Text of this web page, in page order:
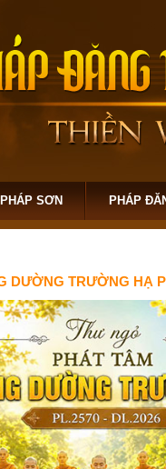
SƠN PHÁP
DƯỜNG TRƯỜNG HẠ